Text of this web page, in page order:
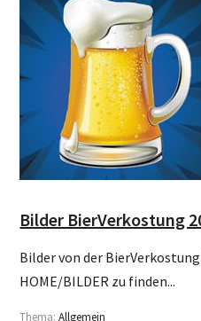
Bilder BierVerkostung
Bilder von der
HOME/BILDER zu finden...
Thema:Allgemein